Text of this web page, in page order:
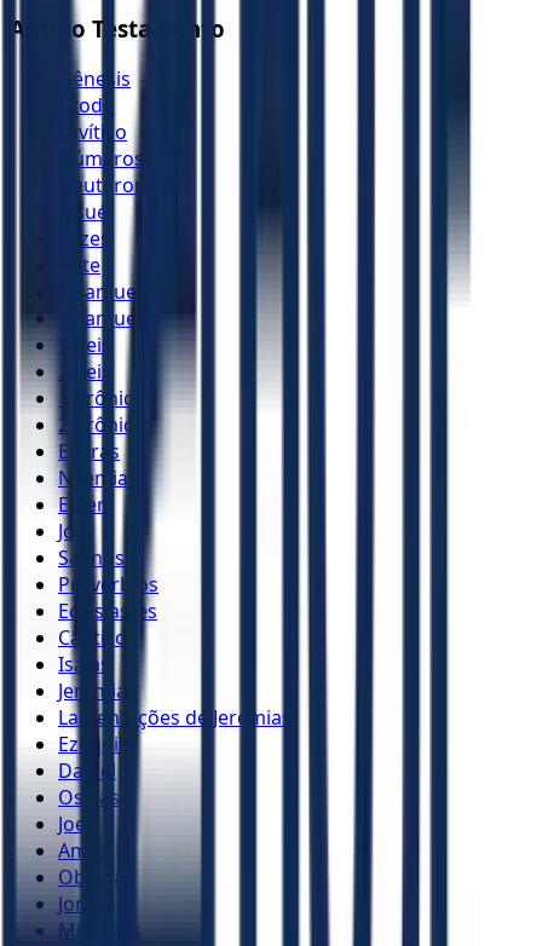
Antigo Testamento
Gênesis
Êxodo
Levítico
Números
Deuteronômio
Josué
Juízes
Rute
1 Samuel
2 Samuel
1 Reis
2 Reis
1 Crônicas
2 Crônicas
Esdras
Neemias
Ester
Jó
Salmos
Provérbios
Eclesiastes
Cânticos
Isaías
Jeremias
Lamentações de Jeremias
Ezequiel
Daniel
Oséias
Joel
Amós
Obadias
Jonas
Miquéias